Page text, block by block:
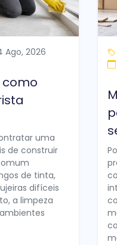
Ago, 2026
como
uma
de construir
de tinta,
difíceis
a limpeza